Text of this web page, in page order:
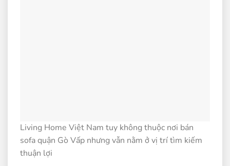
Living Home Việt Nam tuy không thuộc nơi bán
sofa quận Gò Vấp nhưng vẫn nằm ở vị trí tìm kiếm
thuận lợi